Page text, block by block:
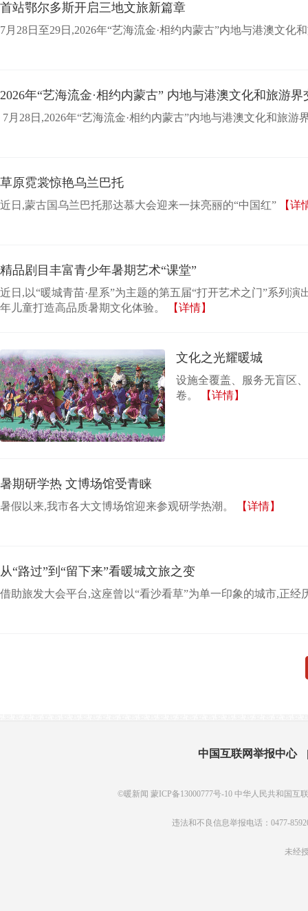
首站鄂尔多斯开启三地文旅新篇章
7月28日至29日,2026年“艺海流金·相约内蒙古”内地与港澳文
2026年“艺海流金·相约内蒙古” 内地与港澳文化和旅游
7月28日,2026年“艺海流金·相约内蒙古”内地与港澳文化和旅
草原霓裳惊艳乌兰巴托
近日,蒙古国乌兰巴托那达慕大会迎来一抹亮丽的“中国红” 【详
精品剧目丰富青少年暑期艺术“课堂”
近日,以“暖城青苗·星系”为主题的第五届“打开艺术之门”系列
年儿童打造高品质暑期文化体验。
【详情】
文化之光耀暖城
设施全覆盖、服务无盲区
卷。
【详情】
暑期研学热 文博场馆受青睐
暑假以来,我市各大文博场馆迎来参观研学热潮。 【详情】
从“路过”到“留下来”看暖城文旅之变
借助旅发大会平台,这座曾以“看沙看草”为单一印象的城市,正
中国互联网举报中心
©暖新闻 蒙ICP备13000777号-10 中华人民共和国互
违法和不良信息举报电话：0477-
未经